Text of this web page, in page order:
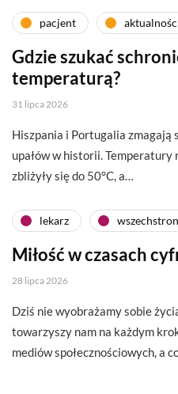
pacjent
Gdzie szukać
temperaturą?
31 lipca 2026
Hiszpania i Portugalia zmagają
upałów w historii. Temperatury
zbliżyły się do 50°C, a…
lekarz
Miłość w czasach
28 lipca 2026
Dziś nie wyobrażamy sobie
towarzyszy nam na każdym
mediów społecznościowych, a